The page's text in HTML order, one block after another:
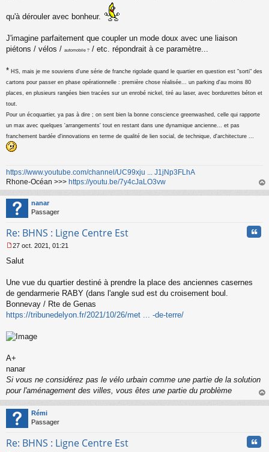
qu'à dérouler avec bonheur.
J'imagine parfaitement que coupler un mode doux avec une liaison
piétons / vélos / automobile ? / etc. répondrait à ce paramètre...
* HS, mais je me souviens d'une série de franche rigolade quand le quartier en question est "sorti" des
cartons pour passer en phase opérationnelle : première chose réalisée... un parking d'au moins 80
places, en plusieurs rangées bien tracées sur un enrobé nickel, tiré au laser, avec bordurettes béton et
tout.
Pour un écoquartier, ya pas à dire ; on sent bien la bonne conscience greenwashed, celle qui rapporte
un max avec quelques 'arrangements' tout en restant dans une dynamique ancienne... et pas
franchement bardée d'innovations en terme de qualité de lien social, de technique, d'architecture ...
https://www.youtube.com/channel/UC99xju ... J1jNp3FLhA
Rhone-Océan >>> https://youtu.be/7y4cJaLO3vw
au
nanar
Passager
Re: BHNS : Ligne Centre Est
e
g
e
n
n
l
27 oct. 2021, 01:21
Salut
Une vue du quartier destiné à prendre la place des anciennes casernes
de gendarmerie RABY (dans l'angle sud est du croisement boul.
Bonnevay / Rte de Genas
https://tribunedelyon.fr/2021/10/26/met ... -de-terre/
A+
nanar
Si vous ne considérez pas le vélo urbain comme une partie de la solution
pour l'aménagement des villes, vous êtes une partie du problème
au
Rémi
Passager
Re: BHNS : Ligne Centre Est